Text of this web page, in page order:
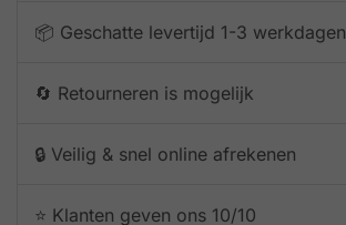
📦 Geschatte levertijd 1-3 werkdagen
🔄 Retourneren is mogelijk
🔒 Veilig & snel online afrekenen
⭐️ Klanten geven ons 10/10